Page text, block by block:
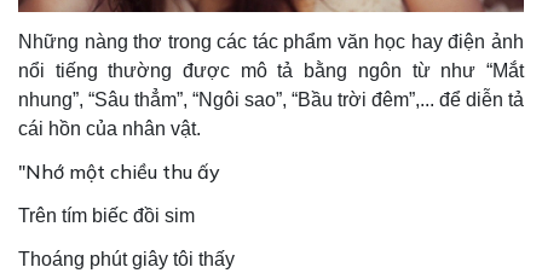
Những nàng thơ trong các tác phẩm văn học hay điện ảnh
nổi tiếng thường được mô tả bằng ngôn từ như “Mắt
nhung”, “Sâu thẳm”, “Ngôi sao”, “Bầu trời đêm”,... để diễn tả
cái hồn của nhân vật.
"Nhớ một chiều thu ấy
Trên tím biếc đồi sim
Thoáng phút giây tôi thấy